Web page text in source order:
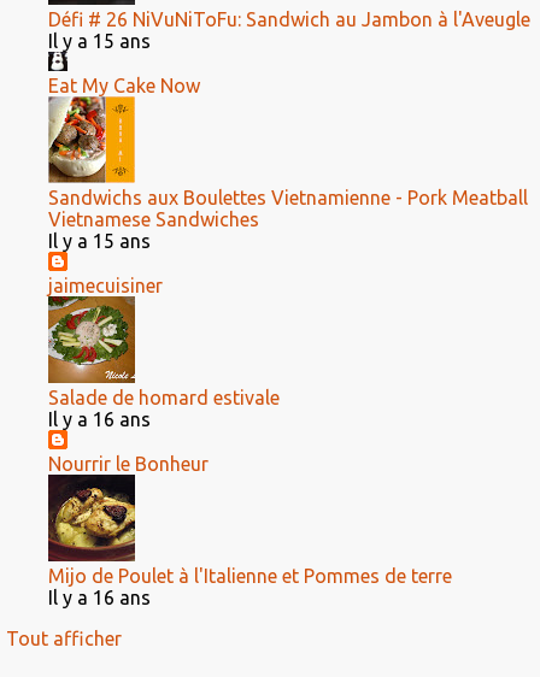
Défi # 26 NiVuNiToFu: Sandwich au Jambon à l'Aveugle
Il y a 15 ans
Eat My Cake Now
Sandwichs aux Boulettes Vietnamienne - Pork Meatball
Vietnamese Sandwiches
Il y a 15 ans
jaimecuisiner
Salade de homard estivale
Il y a 16 ans
Nourrir le Bonheur
Mijo de Poulet à l'Italienne et Pommes de terre
Il y a 16 ans
Tout afficher